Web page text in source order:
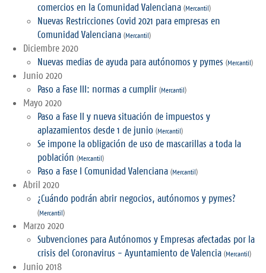
comercios en la Comunidad Valenciana (Mercantil)
Nuevas Restricciones Covid 2021 para empresas en
Comunidad Valenciana (Mercantil)
Diciembre 2020
Nuevas medias de ayuda para autónomos y pymes (Mercantil)
Junio 2020
Paso a Fase III: normas a cumplir (Mercantil)
Mayo 2020
Paso a Fase II y nueva situación de impuestos y
aplazamientos desde 1 de junio (Mercantil)
Se impone la obligación de uso de mascarillas a toda la
población (Mercantil)
Paso a Fase I Comunidad Valenciana (Mercantil)
Abril 2020
¿Cuándo podrán abrir negocios, autónomos y pymes?
(Mercantil)
Marzo 2020
Subvenciones para Autónomos y Empresas afectadas por la
crisis del Coronavirus - Ayuntamiento de Valencia (Mercantil)
Junio 2018